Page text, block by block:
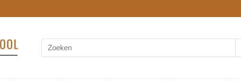
Search
for: